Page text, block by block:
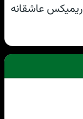
ریمیکس عاشقانه